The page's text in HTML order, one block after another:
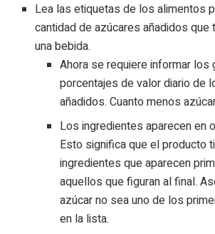
Lea las etiquetas de los alimentos
cantidad de azúcares añadidos que
una bebida.
Ahora se requiere informar los
porcentajes de valor diario de
añadidos. Cuanto menos
Los ingredientes aparecen en
Esto significa que el producto
ingredientes que aparecen
aquellos que figuran al final.
azúcar no sea uno de los
en la lista.